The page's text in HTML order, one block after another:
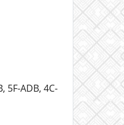
5F-ADB, 4C-